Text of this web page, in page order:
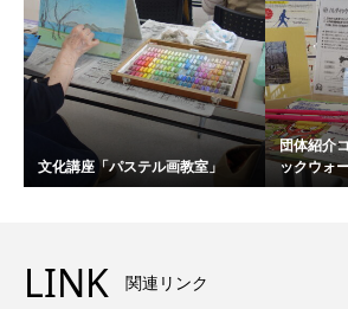
文化講座「パステル画教室」
団体紹介
ックウォ
LINK 関連リンク